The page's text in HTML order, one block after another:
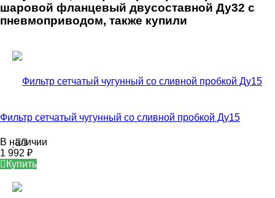
шаровой фланцевый двусоставной Ду32 с
пневмоприводом, также купили
Фильтр сетчатый чугунный со сливной пробкой Ду15
В наличии
1 992 ₽
Купить